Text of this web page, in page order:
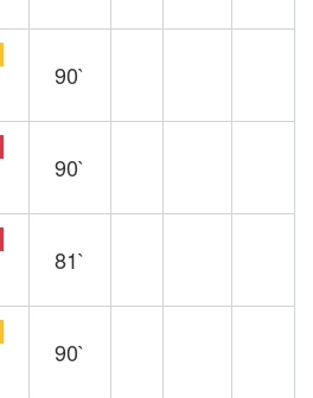
90`
90`
81`
90`